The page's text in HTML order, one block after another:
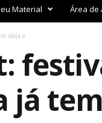
Material Área de
data e...
já